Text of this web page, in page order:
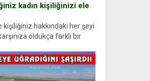
kadın kişiliğinizi ele
kişiliğiniz hakkındaki her şeyi
oldukça farklı bir
dikkatinizi en...